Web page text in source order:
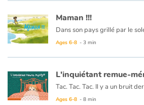
Maman !!!
Ages 6-8 - 3 min
L'inquiétant remue-
Tac. Tac. Tac. Il y a un bruit
Ages 6-8 - 8 min